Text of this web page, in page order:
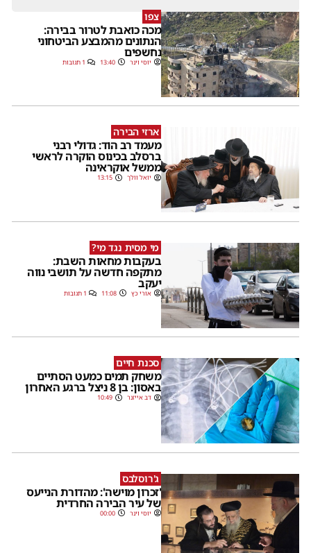
צפו
מכה כואבת לטרור בבירה:
הנתונים מהמבצע הביטחוני
נחשפים
יוסי וינר 13:40 1 תגובות
ארזי הבירה
מעמד רב הוד: גדולי רבני
ברסלב בכינוס הוקרה לראשי
ממשל אוקראינה
יואל וולך 13:15
מי מסית נגד מי?
בעקבות מחאות השבת:
מתקפה חדשה על תושבי נווה
יעקב
אורי כץ 11:08 1 תגובות
סכנת חיים
משחק תמים כמעט הסתיים
באסון: בן 8 ניצל ברגע האחרון
דב אייזנר 10:49
ג'רוסלבס
'זכרון מוישה': מהדורת הנייעס
של עיר הבירה החרדית
יוסי וינר 00:00